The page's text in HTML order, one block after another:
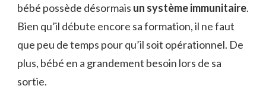
bébé possède désormais un système immunitaire.
Bien qu’il débute encore sa formation, il ne faut
que peu de temps pour qu’il soit opérationnel. De
plus, bébé en a grandement besoin lors de sa
sortie.